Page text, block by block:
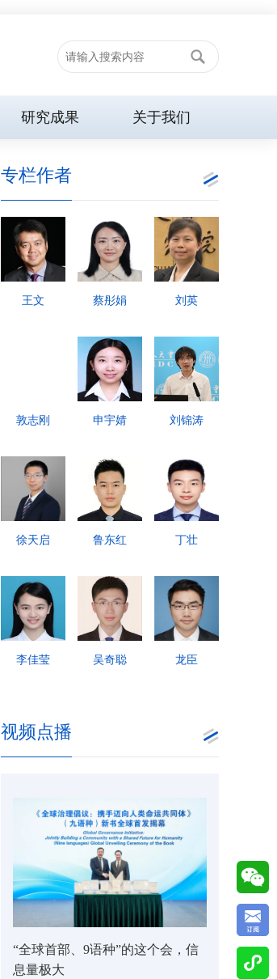
研究成果 关于我们
专栏作者
王文 蔡彤娟 刘英
敦志刚 申宇婧 刘锦涛
徐天启 鲁东红 丁壮
李佳莹 吴奇聪 龙臣
视频点播
“全球首部、9语种”的这个会，信
息量极大